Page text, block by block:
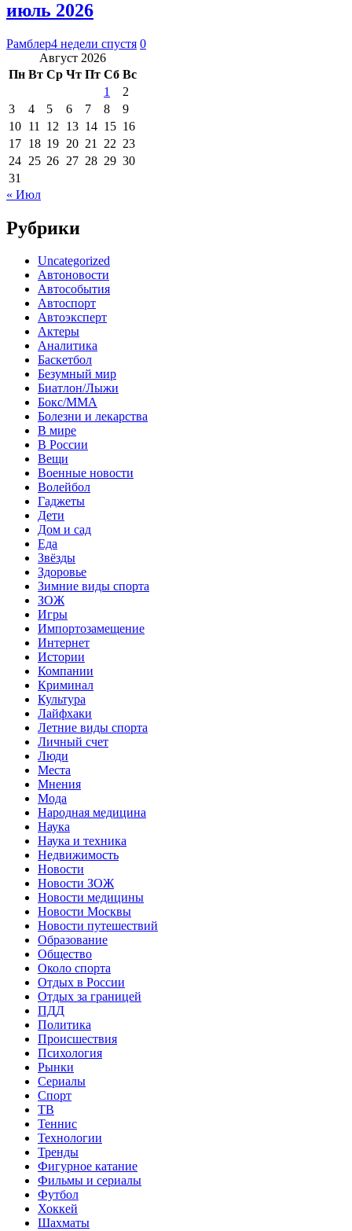
июль 2026
Рамблер4 недели спустя 0
Август 2026
Пн Вт Ср Чт Пт Сб Вс
1
2
3
4 5 6 7 8
9
10 11 12 13 14 15 16
17 18 19 20 21 22 23
24 25 26 27 28 29 30
31
« Июл
Рубрики
Uncategorized
Автоновости
Автособытия
Автоспорт
Автоэксперт
Актеры
Аналитика
Баскетбол
Безумный мир
Биатлон/Лыжи
Бокс/MMA
Болезни и лекарства
В мире
В России
Вещи
Военные новости
Волейбол
Гаджеты
Дети
Дом и сад
Еда
Звёзды
Здоровье
Зимние виды спорта
ЗОЖ
Игры
Импортозамещение
Интернет
Истории
Компании
Криминал
Культура
Лайфхаки
Летние виды спорта
Личный счет
Люди
Места
Мнения
Мода
Народная медицина
Наука
Наука и техника
Недвижимость
Новости
Новости ЗОЖ
Новости медицины
Новости Москвы
Новости путешествий
Образование
Общество
Около спорта
Отдых в России
Отдых за границей
ПДД
Политика
Происшествия
Психология
Рынки
Сериалы
Спорт
ТВ
Теннис
Технологии
Тренды
Фигурное катание
Фильмы и сериалы
Футбол
Хоккей
Шахматы